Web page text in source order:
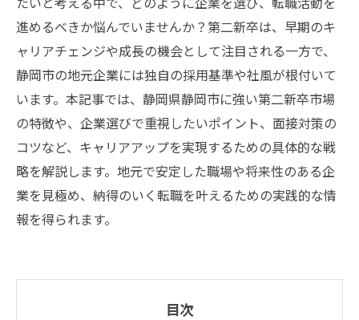
進めるべきか悩んでいませんか？第二新卒は、早期のキ
ャリアチェンジや成長の機会として注目される一方で、
静岡市の地元企業には独自の採用基準や社風が根付いて
います。本記事では、静岡県静岡市に強い第二新卒市場
の特徴や、企業選びで重視したいポイント、面接対策の
コツなど、キャリアアップを実現するための具体的な戦
略を解説します。地元で安定した職場や将来性のある企
業を見極め、納得のいく転職を叶えるための実践的な情
報を得られます。
目次